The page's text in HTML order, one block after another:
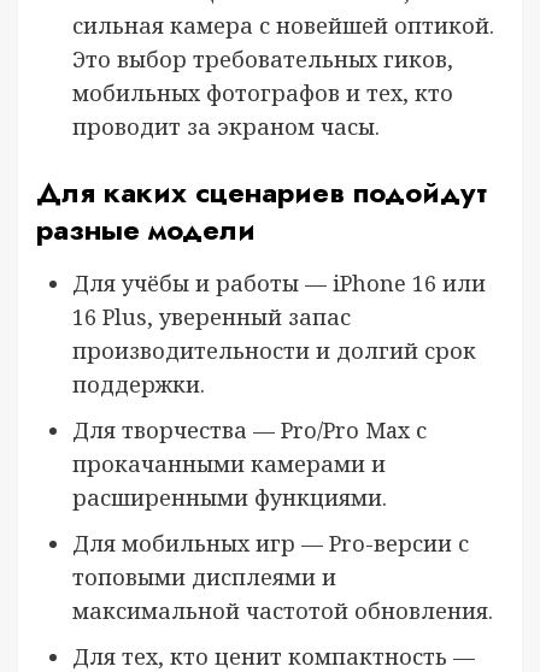
сильная камера с новейшей оптикой.
Это выбор требовательных гиков,
мобильных фотографов и тех, кто
проводит за экраном часы.
Для каких сценариев подойдут
разные модели
Для учёбы и работы — iPhone 16 или
16 Plus, уверенный запас
производительности и долгий срок
поддержки.
Для творчества — Pro/Pro Max с
прокачанными камерами и
расширенными функциями.
Для мобильных игр — Pro-версии с
топовыми дисплеями и
максимальной частотой обновления.
Для тех, кто ценит компактность —